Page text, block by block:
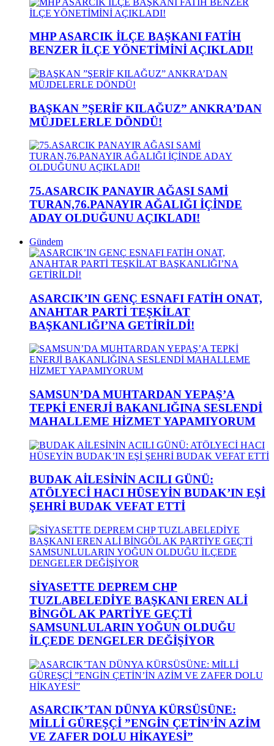
MHP ASARCIK İLÇE BAŞKANI FATİH
BENZER İLÇE YÖNETİMİNİ AÇIKLADI!
BAŞKAN ”ŞERİF KILAĞUZ” ANKRA’DAN
MÜJDELERLE DÖNDÜ!
75.ASARCIK PANAYIR AĞASI SAMİ
TURAN,76.PANAYIR AĞALIĞI İÇİNDE
ADAY OLDUĞUNU AÇIKLADI!
Gündem
ASARCIK’IN GENÇ ESNAFI FATİH ONAT,
ANAHTAR PARTİ TEŞKİLAT
BAŞKANLIĞI’NA GETİRİLDİ!
SAMSUN’DA MUHTARDAN YEPAŞ’A
TEPKİ ENERJİ BAKANLIĞINA SESLENDİ
MAHALLEME HİZMET YAPAMIYORUM
BUDAK AİLESİNİN ACILI GÜNÜ:
ATÖLYECİ HACI HÜSEYİN BUDAK’IN EŞİ
ŞEHRİ BUDAK VEFAT ETTİ
SİYASETTE DEPREM CHP
TUZLABELEDİYE BAŞKANI EREN ALİ
BİNGÖL AK PARTİYE GEÇTİ
SAMSUNLULARIN YOĞUN OLDUĞU
İLÇEDE DENGELER DEĞİŞİYOR
ASARCIK’TAN DÜNYA KÜRSÜSÜNE:
MİLLİ GÜREŞÇİ ”ENGİN ÇETİN’İN AZİM
VE ZAFER DOLU HİKAYESİ”